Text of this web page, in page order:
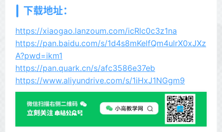
下载地址：
https://xiaogao.lanzoum.com/icRlc0c3z1na
https://pan.baidu.com/s/1d4s8mKelfQm4ulrX0xJXz
A?pwd=ikm1
https://pan.quark.cn/s/afc3586e37eb
https://www.aliyundrive.com/s/1iHxJ1NGgm9